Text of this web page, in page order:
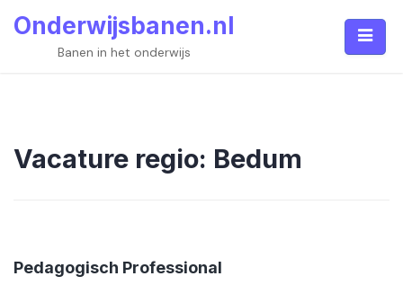
Onderwijsbanen.nl
Banen in het onderwijs
Vacature regio: Bedum
Pedagogisch Professional